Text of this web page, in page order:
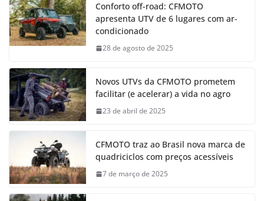
Conforto off-road: CFMOTO
apresenta UTV de 6 lugares com ar-
condicionado
28 de agosto de 2025
Novos UTVs da CFMOTO prometem
facilitar (e acelerar) a vida no agro
23 de abril de 2025
CFMOTO traz ao Brasil nova marca de
quadriciclos com preços acessíveis
7 de março de 2025